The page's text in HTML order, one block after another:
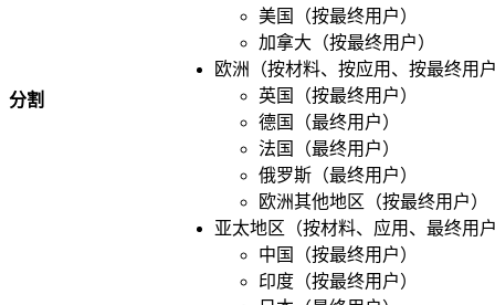
分割
美国（按最终用户）
加拿大（按最终用户）
欧洲（按材料、按应用、按最终用
英国（按最终用户）
德国（最终用户）
法国（最终用户）
俄罗斯（最终用户）
欧洲其他地区（按最终用户）
亚太地区（按材料、应用、最终用
中国（按最终用户）
印度（按最终用户）